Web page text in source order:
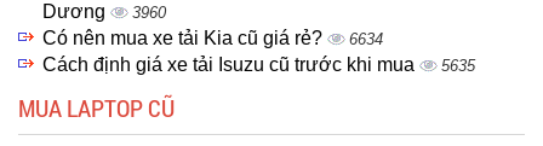
Dương
3960
Có nên mua xe tải Kia cũ giá rẻ? 6634
Cách định giá xe tải Isuzu cũ trước khi mua 5635
MUA LAPTOP CŨ